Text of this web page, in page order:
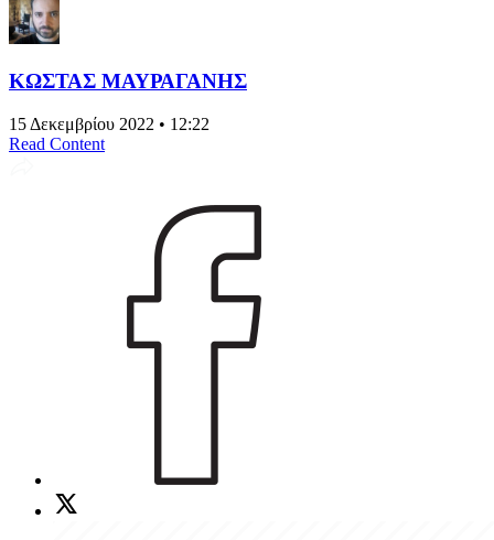
ΚΩΣΤΑΣ ΜΑΥΡΑΓΑΝΗΣ
15 Δεκεμβρίου 2022 • 12:22
Read Content